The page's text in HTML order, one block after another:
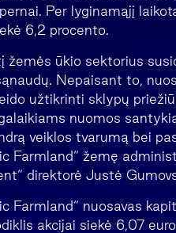
Per lyginamąjį
6,2 procento.
žemės ūkio sektorius
Nepaisant to,
užtikrinti sklypų
nuomos
veiklos tvarumą bei
Farmland“ žemę
direktorė Justė
Farmland“ nuosavas
akcijai siekė 6,07